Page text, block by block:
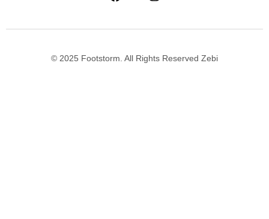
© 2025 Footstorm. All Rights Reserved Zebi